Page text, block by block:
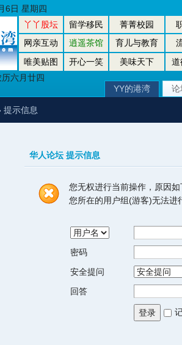
丫丫股坛 留学移民 菁菁校园
网亲互动
逍遥茶馆 育儿与教育
唯美贴图
开心一笑 美味天下
道
六月廿四
6日 星期四
YY的港湾 论
示信息
华人论坛 提示信息
您无权进行当前操作，原因如
您所在的用户组(游客)无法进
密码
安全提问
回答
登录